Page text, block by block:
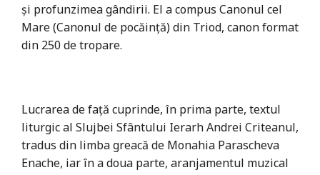
și profunzimea gândirii. El a compus Canonul cel
Mare (Canonul de pocăință) din Triod, canon format
din 250 de tropare.
Lucrarea de față cuprinde, în prima parte, textul
liturgic al Slujbei Sfântului Ierarh Andrei Criteanul,
tradus din limba greacă de Monahia Parascheva
Enache, iar în a doua parte, aranjamentul muzical